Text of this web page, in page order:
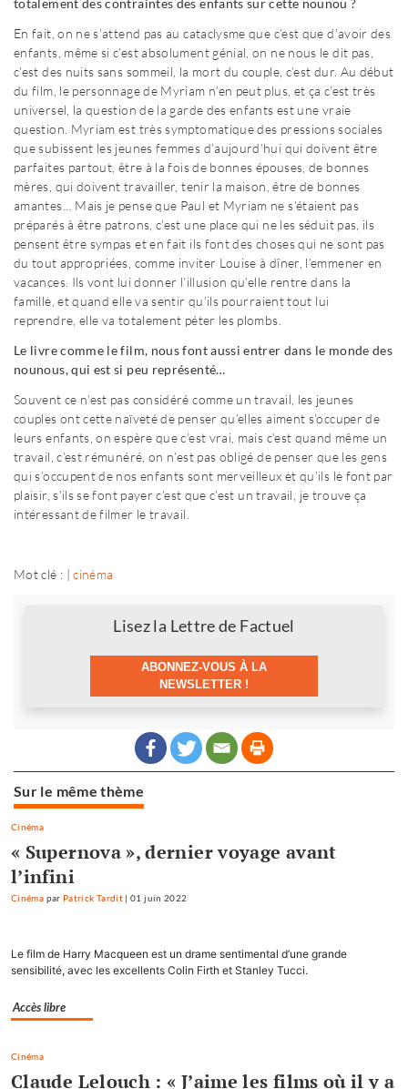
En fait, on ne s’attend pas au cataclysme que c’est que d’avoir des
enfants, même si c’est absolument génial, on ne nous le dit pas,
c’est des nuits sans sommeil, la mort du couple, c’est dur. Au début
du film, le personnage de Myriam n’en peut plus, et ça c’est très
universel, la question de la garde des enfants est une vraie
question. Myriam est très symptomatique des pressions sociales
que subissent les jeunes femmes d’aujourd’hui qui doivent être
parfaites partout, être à la fois de bonnes épouses, de bonnes
mères, qui doivent travailler, tenir la maison, être de bonnes
amantes… Mais je pense que Paul et Myriam ne s’étaient pas
préparés à être patrons, c’est une place qui ne les séduit pas, ils
pensent être sympas et en fait ils font des choses qui ne sont pas
du tout appropriées, comme inviter Louise à dîner, l’emmener en
vacances. Ils vont lui donner l’illusion qu’elle rentre dans la
famille, et quand elle va sentir qu’ils pourraient tout lui
reprendre, elle va totalement péter les plombs.
Le livre comme le film, nous font aussi entrer dans le monde des
nounous, qui est si peu représenté…
Souvent ce n’est pas considéré comme un travail, les jeunes
couples ont cette naïveté de penser qu’elles aiment s’occuper de
leurs enfants, on espère que c’est vrai, mais c’est quand même un
travail, c’est rémunéré, on n’est pas obligé de penser que les gens
qui s’occupent de nos enfants sont merveilleux et qu’ils le font par
plaisir, s’ils se font payer c’est que c’est un travail, je trouve ça
intéressant de filmer le travail.
Mot clé : |cinéma
Lisez la Lettre de Factuel
ABONNEZ-VOUS À LA
NEWSLETTER !
Sur le même thème
Cinéma
« Supernova », dernier voyage avant
l’infini
Cinéma par Patrick Tardit |01 juin 2022
Le film de Harry Macqueen est un drame sentimental d’une grande
sensibilité, avec les excellents Colin Firth et Stanley Tucci.
Accès libre
Cinéma
Claude Lelouch : « J’aime les films où il y a